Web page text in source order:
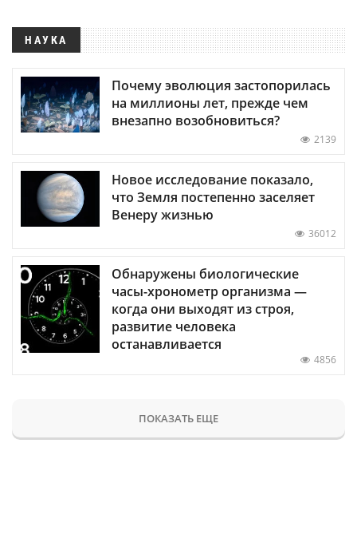
НАУКА
Почему эволюция застопорилась
на миллионы лет, прежде чем
внезапно возобновиться?
2139
Новое исследование показало,
что Земля постепенно заселяет
Венеру жизнью
36012
Обнаружены биологические
часы-хронометр организма —
когда они выходят из строя,
развитие человека
останавливается
4856
ПОКАЗАТЬ ЕЩЕ